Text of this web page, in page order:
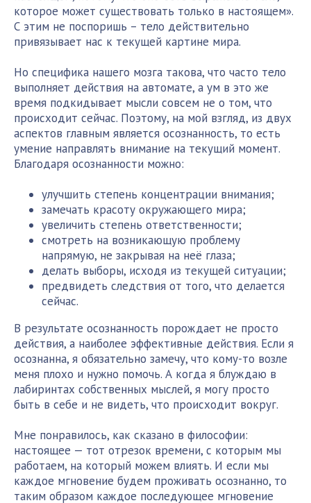
которое может существовать только в настоящем».
С этим не поспоришь – тело действительно
привязывает нас к текущей картине мира.
Но специфика нашего мозга такова, что часто тело
выполняет действия на автомате, а ум в это же
время подкидывает мысли совсем не о том, что
происходит сейчас. Поэтому, на мой взгляд, из двух
аспектов главным является осознанность, то есть
умение направлять внимание на текущий момент.
Благодаря осознанности можно:
улучшить степень концентрации внимания;
замечать красоту окружающего мира;
увеличить степень ответственности;
смотреть на возникающую проблему
напрямую, не закрывая на неё глаза;
делать выборы, исходя из текущей ситуации;
предвидеть следствия от того, что делается
сейчас.
В результате осознанность порождает не просто
действия, а наиболее эффективные действия. Если я
осознанна, я обязательно замечу, что кому-то возле
меня плохо и нужно помочь. А когда я блуждаю в
лабиринтах собственных мыслей, я могу просто
быть в себе и не видеть, что происходит вокруг.
Мне понравилось, как сказано в философии:
настоящее — тот отрезок времени, с которым мы
работаем, на который можем влиять. И если мы
каждое мгновение будем проживать осознанно, то
таким образом каждое последующее мгновение